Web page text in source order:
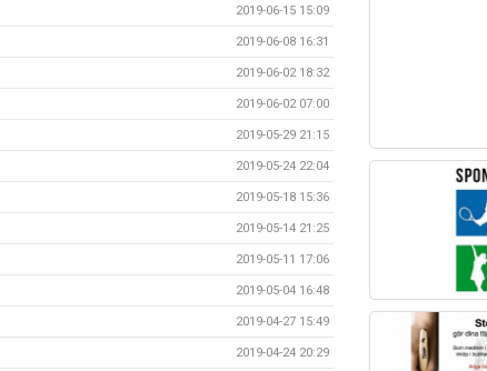
2019-06-15 15:09
2019-06-08 16:31
2019-06-02 18:32
2019-06-02 07:00
2019-05-29 21:15
2019-05-24 22:04
2019-05-18 15:36
2019-05-14 21:25
2019-05-11 17:06
2019-05-04 16:48
2019-04-27 15:49
2019-04-24 20:29